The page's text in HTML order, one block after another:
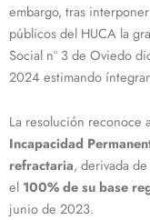
embargo, tras
públicos del HUCA la
Social nº 3 de Oviedo
2024 estimando
La resolución reconoce
Incapacidad
refractaria, derivada
el 100% de su base
junio de 2023.